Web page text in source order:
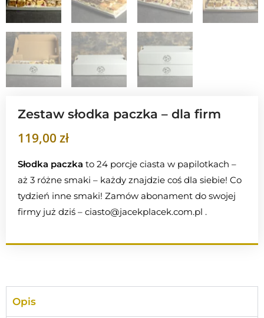
Zestaw słodka paczka – dla firm
119,00 zł
Słodka paczka to 24 porcje ciasta w papilotkach –
aż 3 różne smaki – każdy znajdzie coś dla siebie! Co
tydzień inne smaki! Zamów abonament do swojej
firmy już dziś – ciasto@jacekplacek.com.pl .
Opis